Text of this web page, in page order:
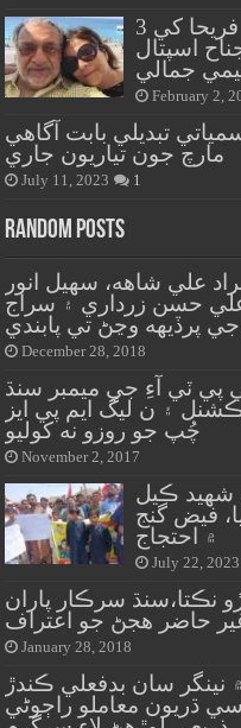
هزار خان بجاراڻي کي هڪ ۽ فريحا کي 3
اسپتال
جمالي
February 2,
موسمياتي تبديلي بابت آگاهي
مارچ جون تياريون جاري
July 11, 2023 1
Random Posts
علي شاهه، سهيل انور
حسن زرداري ۽ سراج
پرڏيهه وڃڻ تي پابندي
December 28, 2018
پي ٽي آءِ جي ميمبر سنڌ
۽ ن ليگ ايم پي ايز
چُپ جو روزو نه کوليو
November 2, 2017
شهيد ڪيل
فيض گنج
۾ احتجاج
July 22, 2023
نڪتا،سنڌ سرڪار پاران
January 28, 2018
سان بدفعلي ڪندڙ
ڌريون معاملو راڄوڻي